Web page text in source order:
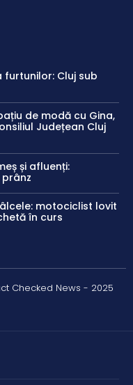
furtunilor: Cluj sub
de modă cu Gina,
Județean Cluj
și afluenți:
motociclist lovit
în curs
Checked News - 2025